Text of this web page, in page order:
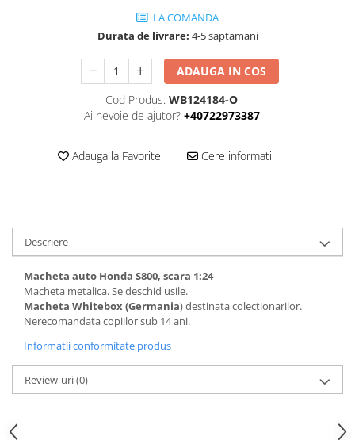
Machete autoturisme moderne
Machete motorsport
Machete motociclete
Accesorii machete
LA COMANDA
Durata de livrare: 4-5 saptamani
ADAUGA IN COS
Cod Produs: WB124184-O
Ai nevoie de ajutor? +40722973387
Adauga la Favorite Cere informatii
Descriere
Macheta auto Honda S800, scara 1:24
Macheta metalica. Se deschid usile.
Macheta Whitebox (Germania) destinata colectionarilor.
Nerecomandata copiilor sub 14 ani.
Informatii conformitate produs
Review-uri(0)